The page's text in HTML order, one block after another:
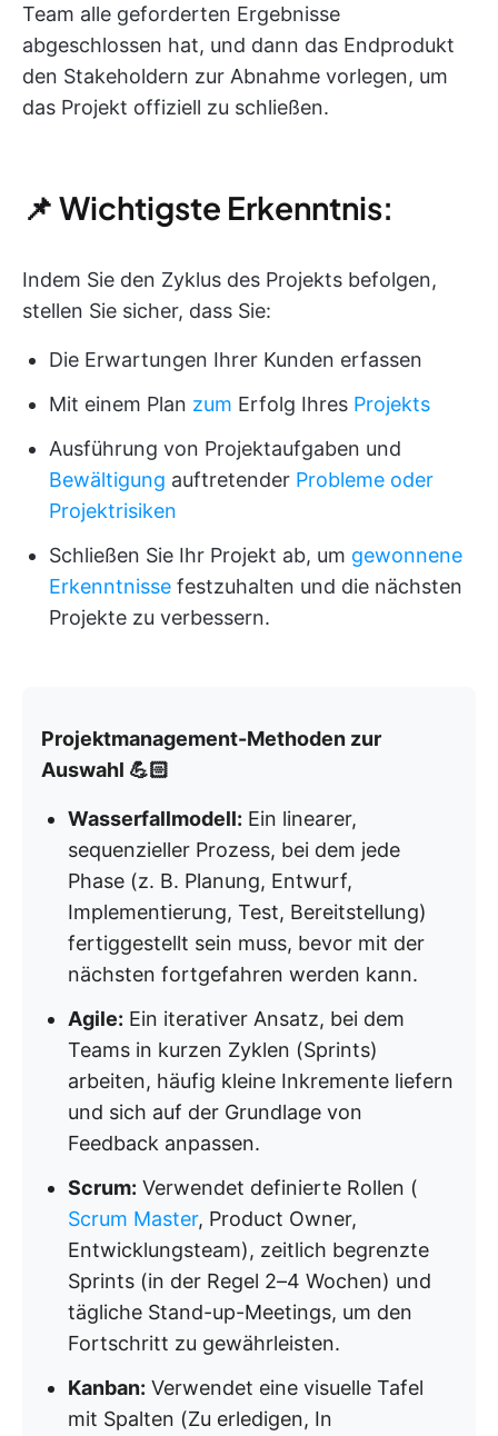
Team alle geforderten Ergebnisse
abgeschlossen hat, und dann das Endprodukt
den Stakeholdern zur Abnahme vorlegen, um
das Projekt offiziell zu schließen.
📌 Wichtigste Erkenntnis:
Indem Sie den Zyklus des Projekts befolgen,
stellen Sie sicher, dass Sie:
Die Erwartungen Ihrer Kunden erfassen
Mit einem Plan zum Erfolg Ihres Projekts
Ausführung von Projektaufgaben und
Bewältigung auftretender Probleme oder
Projektrisiken
Schließen Sie Ihr Projekt ab, um gewonnene
Erkenntnisse festzuhalten und die nächsten
Projekte zu verbessern.
Projektmanagement-Methoden zur
Auswahl 💪🏻
Wasserfallmodell: Ein linearer,
sequenzieller Prozess, bei dem jede
Phase (z. B. Planung, Entwurf,
Implementierung, Test, Bereitstellung)
fertiggestellt sein muss, bevor mit der
nächsten fortgefahren werden kann.
Agile: Ein iterativer Ansatz, bei dem
Teams in kurzen Zyklen (Sprints)
arbeiten, häufig kleine Inkremente liefern
und sich auf der Grundlage von
Feedback anpassen.
Scrum: Verwendet definierte Rollen (
Scrum Master, Product Owner,
Entwicklungsteam), zeitlich begrenzte
Sprints (in der Regel 2–4 Wochen) und
tägliche Stand-up-Meetings, um den
Fortschritt zu gewährleisten.
Kanban: Verwendet eine visuelle Tafel
mit Spalten (Zu erledigen, In